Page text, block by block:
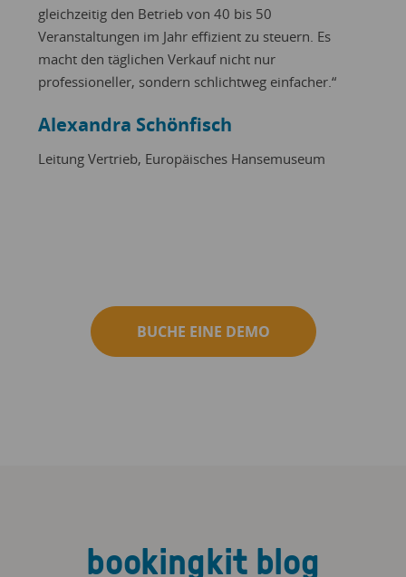
gleichzeitig den Betrieb von 40 bis 50
Veranstaltungen im Jahr effizient zu steuern. Es
macht den täglichen Verkauf nicht nur
professioneller, sondern schlichtweg einfacher.“
Alexandra Schönfisch
Leitung Vertrieb, Europäisches Hansemuseum
BUCHE EINE DEMO
bookingkit blog